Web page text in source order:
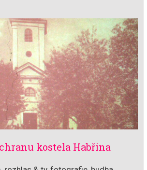
kostela Habřina